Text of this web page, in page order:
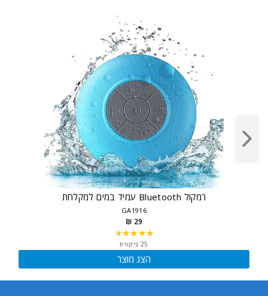
רמקול Bluetooth עמיד במים למקלחת
GA1916
29 ₪
★★★★★
of
5
25 ביקורת
הצג מוצר